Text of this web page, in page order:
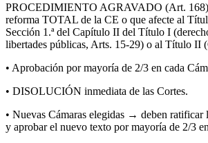
PROCEDIMIENTO AGRAVADO (Art.
reforma TOTAL de la CE o que afecte al
Sección 1.ª del Capítulo II del Título I
libertades públicas, Arts. 15-29) o al Título II
• Aprobación por mayoría de 2/3 en cada
• DISOLUCIÓN inmediata de las Cortes.
• Nuevas Cámaras elegidas → deben ratificar
y aprobar el nuevo texto por mayoría de 2/3